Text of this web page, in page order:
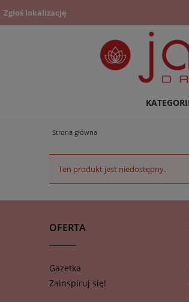
Zgłoś lokalizację
Strona główna
Ten produkt jest niedostępny.
OFERTA
Gazetka
Zainspiruj się!